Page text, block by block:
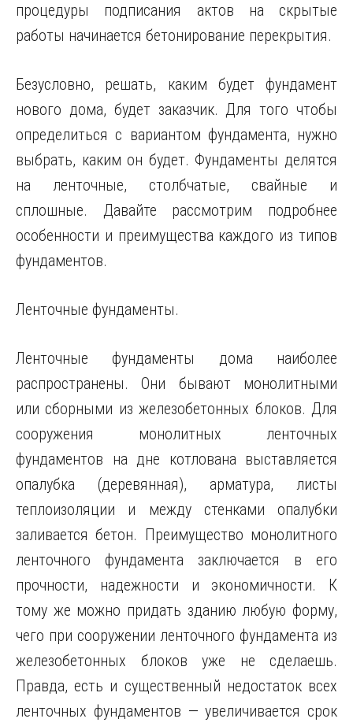
процедуры подписания актов на скрытые
работы начинается бетонирование перекрытия.
Безусловно, решать, каким будет фундамент
нового дома, будет заказчик. Для того чтобы
определиться с вариантом фундамента, нужно
выбрать, каким он будет. Фундаменты делятся
на ленточные, столбчатые, свайные и
сплошные. Давайте рассмотрим подробнее
особенности и преимущества каждого из типов
фундаментов.
Ленточные фундаменты.
Ленточные фундаменты дома наиболее
распространены. Они бывают монолитными
или сборными из железобетонных блоков. Для
сооружения монолитных ленточных
фундаментов на дне котлована выставляется
опалубка (деревянная), арматура, листы
теплоизоляции и между стенками опалубки
заливается бетон. Преимущество монолитного
ленточного фундамента заключается в его
прочности, надежности и экономичности. К
тому же можно придать зданию любую форму,
чего при сооружении ленточного фундамента из
железобетонных блоков уже не сделаешь.
Правда, есть и существенный недостаток всех
ленточных фундаментов — увеличивается срок